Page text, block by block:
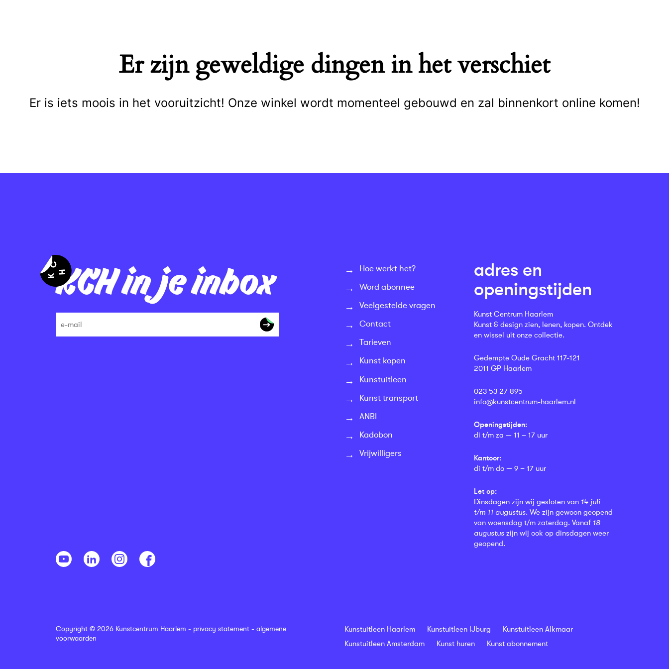
Er zijn geweldige dingen in het verschiet
Er is iets moois in het vooruitzicht! Onze winkel wordt momenteel gebouwd en zal binnenkort online komen!
KCH in je inbox
Hoe werkt het?
Word abonnee
Veelgestelde vragen
Contact
Tarieven
Kunst kopen
Kunstuitleen
Kunst transport
ANBI
Kadobon
Vrijwilligers
adres en
openingstijden
Kunst Centrum Haarlem
Kunst & design zien, lenen, kopen. Ontdek
en wissel uit onze collectie.
Gedempte Oude Gracht 117-121
2011 GP Haarlem
023 53 27 895
info@kunstcentrum-haarlem.nl
Openingstijden:
di t/m za — 11 – 17 uur
Kantoor:
di t/m do — 9 – 17 uur
Let op:
Dinsdagen zijn wij gesloten van 14 juli
t/m 11 augustus. We zijn gewoon geopend
van woensdag t/m zaterdag. Vanaf 18
augustus zijn wij ook op dinsdagen weer
geopend.
Copyright © 2026 Kunstcentrum Haarlem - privacy statement - algemene
voorwaarden
Kunstuitleen Haarlem Kunstuitleen IJburg
Kunstuitleen Alkmaar
Kunstuitleen Amsterdam
Kunst huren Kunst abonnement